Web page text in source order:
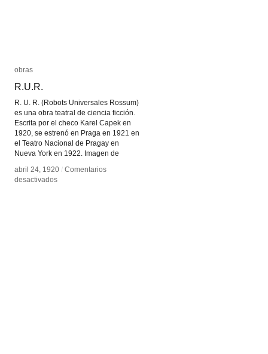
obras
R.U.R.
R. U. R. (Robots Universales Rossum)
es una obra teatral de ciencia ficción.
Escrita por el checo Karel Capek en
1920, se estrenó en Praga en 1921 en
el Teatro Nacional de Pragay en
Nueva York en 1922. Imagen de
abril 24, 1920 / Comentarios
desactivadosen
obras
R.U.R.
abril 24, 1920 / Comentarios
desactivadosen